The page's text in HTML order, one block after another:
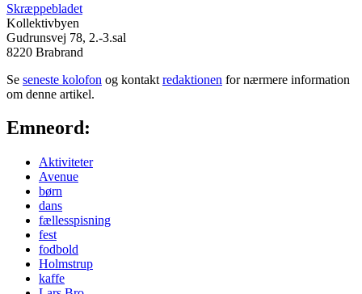
Skræppebladet
Kollektivbyen
Gudrunsvej 78, 2.-3.sal
8220 Brabrand
Se seneste kolofon og kontakt redaktionen for nærmere information
om denne artikel.
Emneord:
Aktiviteter
Avenue
børn
dans
fællesspisning
fest
fodbold
Holmstrup
kaffe